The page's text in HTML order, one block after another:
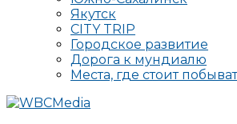
Якутск
CITY TRIP
Городское развитие
Дорога к мундиалю
Места, где стоит